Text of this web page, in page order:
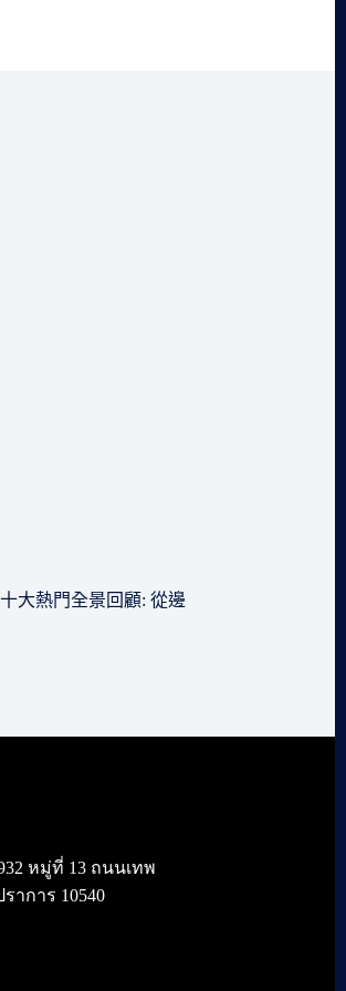
大熱門全景回顧: 從邊
หมู่ที่ 13 ถนนเทพ
าการ 10540